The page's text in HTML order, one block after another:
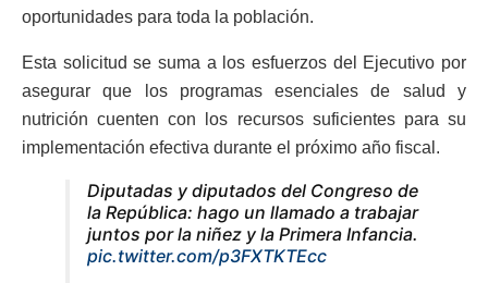
oportunidades para toda la población.
Esta solicitud se suma a los esfuerzos del Ejecutivo por
asegurar que los programas esenciales de salud y
nutrición cuenten con los recursos suficientes para su
implementación efectiva durante el próximo año fiscal.
Diputadas y diputados del Congreso de
la República: hago un llamado a trabajar
juntos por la niñez y la Primera Infancia.
pic.twitter.com/p3FXTKTEcc